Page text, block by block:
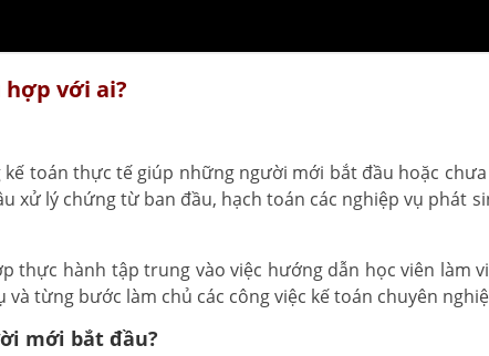
hợp với ai?
toán thực tế giúp những người mới bắt đầu hoặc
lý chứng từ ban đầu, hạch toán các nghiệp vụ phát
thực hành tập trung vào việc hướng dẫn học viên
từng bước làm chủ các công việc kế toán chuyên
mới bắt đầu?